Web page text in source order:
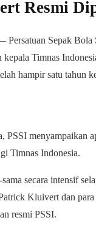
Resmi
Persatuan Sepak Bola
kepala Timnas
hampir satu tahun
PSSI menyampaikan
Timnas Indonesia.
sama secara intensif
Kluivert dan
resmi PSSI.